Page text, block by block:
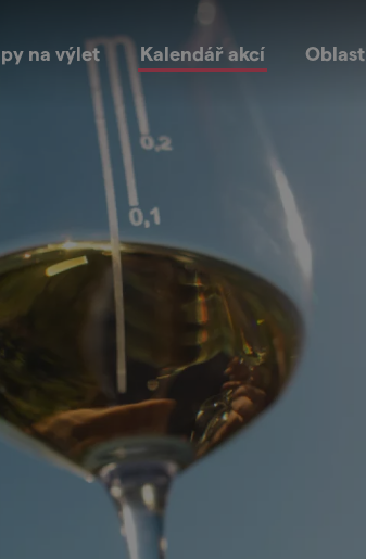
na výlet Kalendář akcí